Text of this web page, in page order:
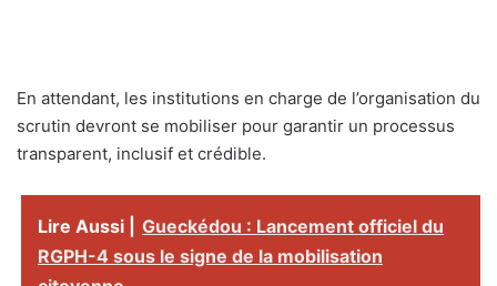
En attendant, les institutions en charge de l’organisation du
scrutin devront se mobiliser pour garantir un processus
transparent, inclusif et crédible.
Lire Aussi |
Gueckédou : Lancement officiel du
RGPH-4 sous le signe de la mobilisation